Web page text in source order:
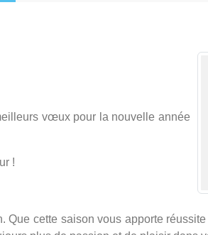
vœux pour la nouvelle année
!
cette saison vous apporte